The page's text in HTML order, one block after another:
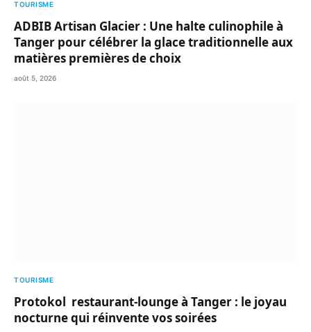
TOURISME
ADBIB Artisan Glacier : Une halte culinophile à
Tanger pour célébrer la glace traditionnelle aux
matières premières de choix
août 5, 2026
TOURISME
Protokol restaurant-lounge à Tanger : le joyau
nocturne qui réinvente vos soirées